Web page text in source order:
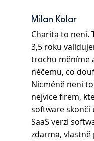
Milan Kolar
Charita to není.
3,5 roku
trochu měníme
něčemu, co
Nicméně není
nejvíce firem,
software skončí
SaaS verzi
zdarma, vlastně